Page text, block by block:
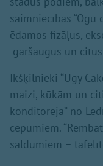
saimniecības “Ogu
ēdamos fizāļus,
garšaugus un
Ikšķilnieki “Ugy
maizi, kūkām un
konditoreja” no
cepumiem.
saldumiem –